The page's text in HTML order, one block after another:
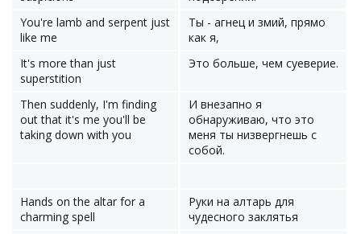
You're lamb and serpent just
like me
Ты - агнец и змий, прямо
как я,
It's more than just
superstition
Это больше, чем суеверие.
Then suddenly, I'm finding
out that it's me you'll be
taking down with you
И внезапно я
обнаруживаю, что это
меня ты низвергнешь с
собой.
Hands on the altar for a
charming spell
Руки на алтарь для
чудесного заклятья